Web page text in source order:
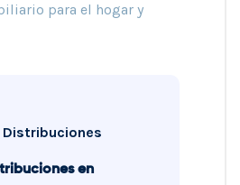
para el hogar y
Distribuciones
en